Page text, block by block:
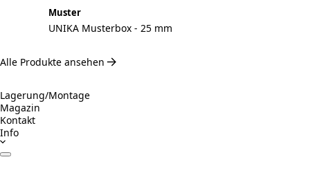
Muster
UNIKA Musterbox - 25 mm
Alle Produkte ansehen
Lagerung/Montage
Magazin
Kontakt
Info